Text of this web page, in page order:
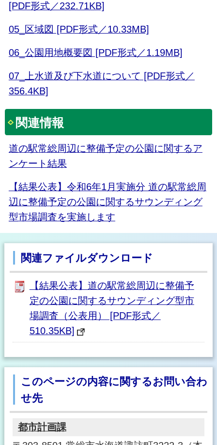
[PDF形式／232.71KB]
05_区域図 [PDF形式／10.33MB]
06_公園用地概要図 [PDF形式／1.19MB]
07_上水道及び下水道について [PDF形式／
356.4KB]
関連情報
道の駅常総周辺に整備予定の公園に関するア
ンケート結果
【結果公表】令和6年1月実施分 道の駅常総周
辺に整備予定の公園に関するサウンディング
型市場調査を実施します
関連ファイルダウンロード
【結果公表】道の駅常総周辺に整備予
定の公園に関するサウンディング型市
場調査（公表用） [PDF形式／
510.35KB]
このページの内容に関するお問い合わ
せ先
都市計画課